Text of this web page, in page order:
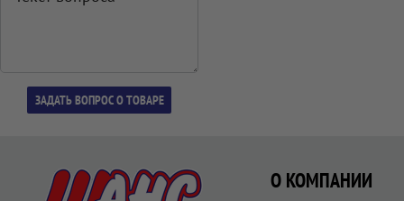
О КОМПАНИИ